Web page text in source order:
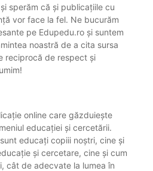
sperăm că și publicațiile cu
vor face la fel. Ne bucurăm
pe Edupedu.ro și suntem
noastră de a cita sursa
reciprocă de respect și
online care găzduiește
educației și cercetării.
educați copiii noștri, cine și
și cercetare, cine și cum
cât de adecvate la lumea în